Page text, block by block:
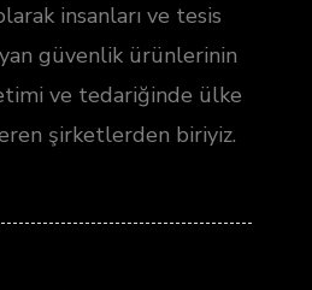
insanları ve tesis
güvenlik ürünlerinin
ve tedariğinde ülke
şirketlerden biriyiz.